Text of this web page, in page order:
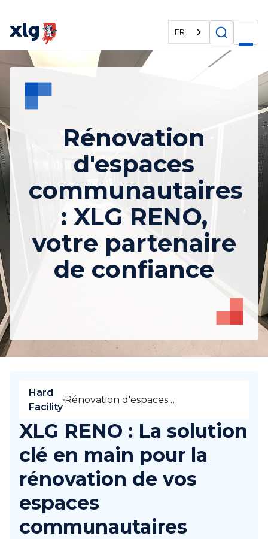
FR
Rénovation
d'espaces
communautaires
: XLG RENO,
votre partenaire
de confiance
Hard
Facility
Rénovation d'espaces
partenaire de confiance
XLG RENO : La solution
clé en main pour la
rénovation de vos
espaces
communautaires